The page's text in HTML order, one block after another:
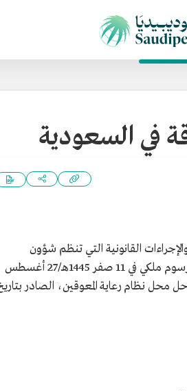
في السعودية
القانونية التي تنظم شؤون
الأشخاص ذوي الإعاقة في المملكة العربية السعودية. صدر النظام بموجب مرسوم ملكي في 11 صفر 1445هـ/27 أغسطس
مجلس الوزراء بتاريخ 6 صفر 1445هـ/22 أغسطس 2023م، وحل محل نظام رعاية المعوقين، الصادر